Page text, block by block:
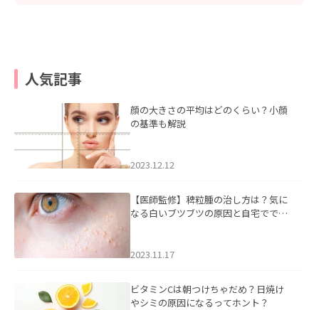
人気記事
顔の大きさの平均はどのくらい？小顔
の基準も解説
2023.12.12
【医師監修】稗粒腫の治し方は？気に
なる白いブツブツの原因と自宅ででき
2023.11.17
ビタミンCは朝つけちゃだめ？日焼け
やシミの原因になるってホント？